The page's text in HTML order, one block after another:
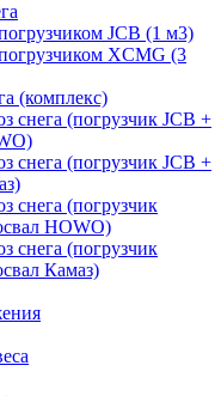
JCB (1 м3)
XCMG (3
(комплекс)
снега (погрузчик JCB +
снега (погрузчик JCB +
снега (погрузчик
HOWO)
снега (погрузчик
Камаз)